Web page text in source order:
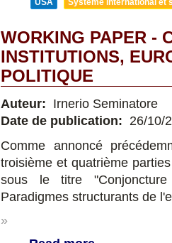
USA Système international et
WORKING PAPER -
INSTITUTIONS,
POLITIQUE
Auteur: Irnerio Seminatore
Date de publication: 26/10/
Comme annoncé
troisième et quatrième
sous le titre
Paradigmes structurants de
»